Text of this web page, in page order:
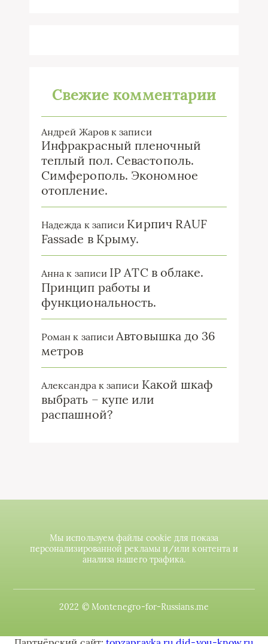
Свежие комментарии
Андрей Жаровк записи
Инфракрасный пленочный
теплый пол. Севастополь.
Симферополь. Экономное
отопление.
Надежда к записи Кирпич RAUF
Fassade в Крыму.
Анна к записи IP ATC в облаке.
Принцип работы и
функциональность.
Роман к записи Автовышка до 36
метров
Александра к записи Какой шкаф
выбрать – купе или
распашной?
Мы используем файлы cookie для показа
персонализированной рекламы и/или контента и
анализа нашего трафика.
2022 © Montenegro-for-Russians.me